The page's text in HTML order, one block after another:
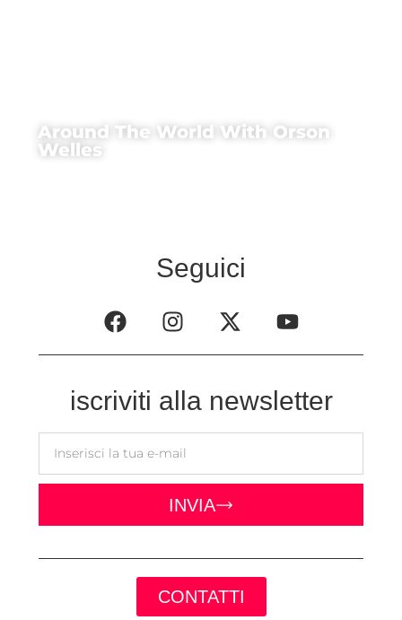
Around The World With Orson
Welles
Seguici
iscriviti alla newsletter
INVIA
CONTATTI